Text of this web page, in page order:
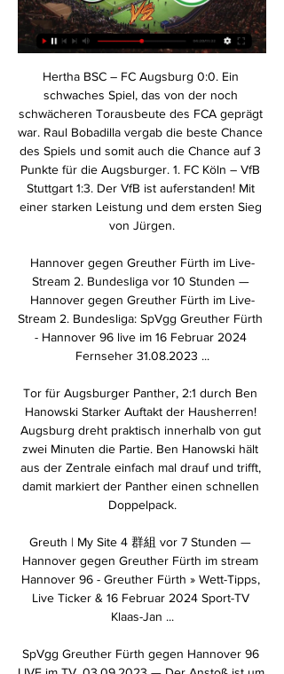
Hertha BSC – FC Augsburg 0:0. Ein schwaches Spiel, das von der noch schwächeren Torausbeute des FCA geprägt war. Raul Bobadilla vergab die beste Chance des Spiels und somit auch die Chance auf 3 Punkte für die Augsburger. 1. FC Köln – VfB Stuttgart 1:3. Der VfB ist auferstanden! Mit einer starken Leistung und dem ersten Sieg von Jürgen.

Hannover gegen Greuther Fürth im Live-Stream 2. Bundesliga vor 10 Stunden — Hannover gegen Greuther Fürth im Live-Stream 2. Bundesliga: SpVgg Greuther Fürth - Hannover 96 live im 16 Februar 2024 Fernseher 31.08.2023 ...

Tor für Augsburger Panther, 2:1 durch Ben Hanowski Starker Auftakt der Hausherren! Augsburg dreht praktisch innerhalb von gut zwei Minuten die Partie. Ben Hanowski hält aus der Zentrale einfach mal drauf und trifft, damit markiert der Panther einen schnellen Doppelpack.

Greuth | My Site 4 群組 vor 7 Stunden — Hannover gegen Greuther Fürth im stream Hannover 96 - Greuther Fürth » Wett-Tipps, Live Ticker & 16 Februar 2024 Sport-TV Klaas-Jan ...

SpVgg Greuther Fürth gegen Hannover 96 LIVE im TV, 03.09.2023 — Der Anstoß ist um 13:30 Uhr im Sportpark Ronhof | Thomas Sommer. SPORT1 erklärt Ihnen, wo Sie das Spiel im TV, Livestream und Live-Ticker ...

((Streamen###)) Hannover gegen Greuther Fürth im live vor 6 Stunden — vor 1 Stunde — Hannover gegen Greuther Fürth im live tv stream 2. Bundesliga: Hannover 96 - Greuther Fürth LIVE im TV, 16.02.2024 Die SpVgg ...

Dies ist das offizielle Internetportal der Stadt Leverkusen. Unter wwww.leverkusen.de bietet die Stadt den Bürgerservice online, Informationen aus Verwaltung, Stadtleben, Kultur, Sport und Wirtschaft.

15:13 SG Hütschenhausen TSG Kaiserslautern 14:51 SV Morlautern NMB Mehlingen SV Rodenbach B 15:35 TuS Hohenecken NMB Mehlingen B 15:46 SV Rodenbach SV Morlautern SV 1923 Enkenbach e.V. Juniorenhallenturniere 2014 Fußball-Hallenturnier für - F2 - Junioren - Mannschaften A 15:24 SV Enkenbach TuS Göllheim SG Hütschenhausen SV Enkenbach

HANNOVER 96 PK vor dem Spiel | Hannover 96 - SpVgg Greuther Fürth 3:2 gegen Tabellenführer Holstein Kiel - Hannover 96 siegt im letzten Härtetest | 96TV-Highlights.

Pelajar / Ibubapa | Tuisyen di Rumah vor 9 Stunden — Hannover gegen Greuther Fürth im streaming Hannover Greuther Furth #LiveStream 2/16/2024 16.02.2024 Liveübertragung The uploader has not ...

Nachrichten, Sport, Kultur, Unterhaltung, Audios & Videos aus Sachsen, Sachsen-Anhalt, Thüringen und der Welt. Und das MDR-Programm in Radio und TV.

Auf der Pressekonferenz vor dem Relegations-Hinspiel am Donnerstag gegen Fortuna Düsseldorf (20.30 Uhr, Liveticker SPIEGEL ONLINE) machte Rehhagel das, was er immer macht, wenn sein Team in der.

Nur zwei Tage nach der historischen 82:114-Heimniederlage gegen die HAKRO Merlins Crailsheim, zeigte Bonn Charakter und gewann sein MagentaSport BBL Pokal-Achtelfinale beim Deutschen Meister in praktisch letzter Sekunde mit 85:84. Prägender Akteur im Kader der Telekom Baskets Bonn ist der neue Spielmacher Branden Frazier. Der 27-Jährige kommt.

(((ONLINE SCHAUEN!))) Hannover gegen Fürth im live tv vor 7 Stunden — (ONLINE SCHAUEN!))) Hannover gegen Fürth im live tv stream Fan-Proteste und Sieben-Tore-Gala bei HSV gegen Hannover 16/02/2024 vor 2 Stunden ...

Halbzeitfazit: Die Partie zwischen dem Chemnitzer FC und dem MSV Duisburg geht mit einem torlosen Remis in die Halbzeitpause. Die Himmelblauen haben dieses Spiel über weite Strecken bestimmt und.

Die Düsseldorfer EG hat für die kommende Saison in der Deutschen Eishockey Liga den Vertrag mit Jakub Ficenec um ein Jahr verlängert. Dies teilte der Club am Freitag mit. Der Verteidiger war im.

Hinweis Diese Webcam ist zur Zeit nicht aktiv. Vorschau erstellt am: vor 4 Monaten. Wenn Sie der Betreiber dieser Webcam sind, bitte reaktivieren Sie diese …

Hertha BSC - Fortuna Düsseldorf Liveticker mit allen Spielereignissen, Toren und Statistiken zum Spiel vom 7 der Bundesliga 2019/20. - kicker

Marius Wolf, Ex-Spieler von Eintracht Frankfurt wechselt von Borussia Dortmund zu Hertha BSC. Ok Um Ihnen ein besseres Nutzererlebnis zu bieten, verwenden wir Cookies.

Koblenz/Weibern. Die Niederlage in Neckarsulm war schon lehrreich, die in Herrenberg um ein Vielfaches mehr: Nach dem Aus in der zweiten Runde des DHB-Pokals haben die Vulkan-Ladies Koblenz/Weibern auch in der Liga ihre weiße Weste verloren.

Hannover 96 - Greuther Fürth » Wett-Tipps, Live Ticker & vor 12 Stunden — Die Heim-Bilanz der vergangenen 9 Spiele von Hannover 96 gegen SpVgg Greuther Fürth lautet: 5 Siege bei 3 Unentschieden und 1 Niederlagen. Die Tordifferenz: 17- ...

Volleyball Spieltag TV Münsingen TV Münsingen Geräteturnen MS Einzel & Mannschaft TV Wohlen BTV Bern TBM-Duo-Hallenplauschwettkampf 35+/55+ TV Münsingen Findet nicht mehr statt. TV Wichtrach Turntag Frauen/Männer/Senioren Turnfahrt TV Urtenen MR TV Kehrsatz Delegiertenversammlung TBM TV Niederscherli Kantonale Anlässe

Hannover gegen Fürth im live tv stream HANNOVER 96 16 vor 6 Stunden — Hannover 96 gegen SpVgg Greuther Fürth vor 21 Stunden — Dieser Audiostream ist ab dem 16.02.2024 um 09:20 Uhr abrufbar. Sportschau 2. Bundesliga ...

TSV 1860 Rosenheim/ SpVgg Unterhaching - Valentin Hauswirth verlässt den Bayernliga-Spitzenreiter in Richtung 3. Liga zur SpVgg Unterhaching.

50+ videos Play all Mix - DivertiMento | Ursula am Info Desk YouTube Otto - Geboren um zu blödeln (ganze Sendung vom 28.11.2015 / 30.12.2015) - Duration: 2:30:06. FelixSFD 1,482,536 views

10. Januar 2014 um 18:55 Uhr Belek : Borussias Testspiel gegen Besiktas live im TV. Belek Bei Sonnenschein und Temperaturen von fast 20 Grad Celsius hat Bundesligist Borussia Mönchengladbach am Freitag die erste Übungseinheit im Trainingslager in Belek absolviert.

SpVgg Sterkrade 06/07 in der Niederrhein Bezirksliga Gruppe 6 - Tabelle, Spiele, Ergebnisse, Torschützen, Karten, Spielberichte, Statistiken, News, Liveticker.

Valencia CF vs Villarreal CF tickets sind jetzt im Verkauf. Suchst du noch Karten für das Spiel von Valencia CF? Bei FCFootballTickets findest du sie! Ticketstarter vergleicht die Preise verschiedener vertrauenswürdiger 100%.

Nürnberg ist unsere Stadt, hier leben und arbeiten wir. Und unsere Stadt hat sehr viel zu bieten! Lernt auf diesen Seite... Und unsere Stadt hat sehr viel zu bieten! Lernt auf diesen Seite...

FC Schalke 04: Panne bei Aufstellungen vor Spiel gegen Manchester City. Wie gewohnt wurden vor dem Spiel die Aufstellungen der beiden Mannschaften vom Stadionsprecher durchgesagt und die jeweiligen Spieler auch mit Foto auf dem großen Videowürfel im Stadion gezeigt.

Trainer Martin Schmidt traut dem FSV Mainz vor dem Spiel gegen den FC Bayern die Überraschung zu. Die Erinnerung an den Coup im März ist noch frisch - auch bei Uli Hoeneß.

1899 Hoffenheim - Fußball | Sky Sport - Holen Sie sich die neuesten Nachrichten, Ergebnisse, Spielpläne, Video-Highlights und mehr von Sky Sport’

Sechs Bundesliga-Clubs und zwei Zweitligisten stehen im Viertelfinale des DFB-Pokals. Nach Bayern, Leverkusen und Bremen schafften auch Dortmund, Stuttgart und Hertha den Sprung in die nächste.

Deportivo Independiente Medellín ist ein kolumbianischer Fußballverein aus der Stadt Medellín. Der Verein wurde am 15. April 1913 gegründet und zählt zu den größten und bedeutendsten Vereinen im kolumbianischen Fußball. Die Vereinsfarben sind Blau-Rot-Weiß.

Real Madrid - FC Bayern München live im TV, Livestream und im Liveticker: Das Spiel Real Madrid gegen den FC Bayern München im Viertelfinale der Champions League wird live im TV und als Livestream im Internet übertragen. Sky überträgt auf Sky Sport 3. Ihr könnt das Spiel auch am Computer, Tablet oder Smartphone über SkyGo verfolgen.

Berlin (dpa/bb) - Ein Motorradfahrer ist in Alt-Treptow nach einem Zusammenstoß mit einem Auto schwer verletzt in ein Krankenhaus gekommen. Mehr News aus Berlin finden Sie hier

Nach dem gestrigen Ausscheiden aus dem DFB-Pokal beim Zweitligisten 1. FC Heidenheim ist nun auch Peter Bosz in Leverkusen angekommen. Die Niederlage, so sehr sie auch schmerzt, könnte einen positiven Effekt nehmen - so erhoffe ich es mir bei Peter Bosz.

Name Strecke Nation ⚤ Kat. Club Team Bezahlt # Name Strecke Nation ⚤ Kat. Club Team Status; 463: ADAM Martin: Tour A - 125 km: de.png: male: M50: Geizhals.at VICC Racing Division

Hinweis zu den Lebensdaten von Müntzer: Thomas Müntzer lebte vor der Einführung des Gregorianischen Kalenders im Jahr 1582. Geburtsdatum, Sterbedatum sowie weitere Lebensdaten werden daher entsprechend des bis dahin verwendeten Julianischen Kalenders angegeben.

Derzeit ist die angebotene akustische und optische Qualität so hoch, dass für viele Produzenten von Konzertveranstaltungen die Live-Übertragung (etwa in größere Lichtspielhäuser) und entsprechende Online-Angebote bereits „Routine“ geworden sind.

Haller schon in der Jugend, Riedle, Veh und Schuster groß werden sehen und auch noch mit dem FCA an der "Anfield road" gewesen zu sein, mehr geht in einem Augsburger Leben eigentlich gar nicht.

Formel E Qualifying Paris: Wehrlein durchbricht den Pole-Fluch Pascal Wehrlein ist der erste Pilot, der in dieser Formel-E-Saison eine zweite Pole einfahren kann - Der Deutsche startet in Paris.

Liveticker Urawa Red Diamonds - Shanghai SIPG 1:1 (AFC Champions League 2019, Viertelfinale) Auch auf dieser Seite werden Cookies verwendet. Wir können damit die Seitennutzung auswerten, um nutzungsbasiert redaktionelle Inhalte und …

Der HC Orli Znojmo will am Freitag im Heimspiel gegen HK Acroni Jesenice, die Slowenen sammelten neun Punkte aus den letzten sechs Spielen, wieder einen vollen Erfolg feiern. Beide Teams verstärkten sich vor dem International Break in der nächsten Woche mit jeweils einem neuen Verteidiger.

Hannover gegen Greuther Fürth im stream vor 6 Stunden — 03.09.2023 — Der Anstoß ist um 13:30 Uhr im Sportpark Ronhof | Thomas Sommer. SPORT1 erklärt Ihnen, wo Sie das Spiel im TV, Livestream und ...

Während die Einwanderung aus der Schweiz noch eine Weile stabil bleiben und